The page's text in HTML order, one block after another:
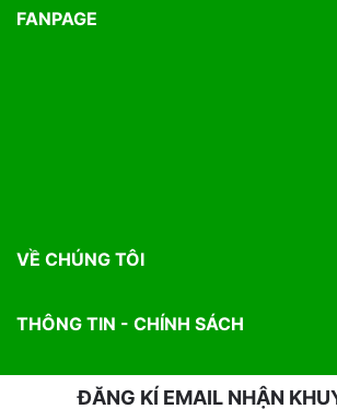
FANPAGE
VỀ CHÚNG TÔI
THÔNG TIN - CHÍNH SÁCH
ĐĂNG KÍ EMAIL NHẬN